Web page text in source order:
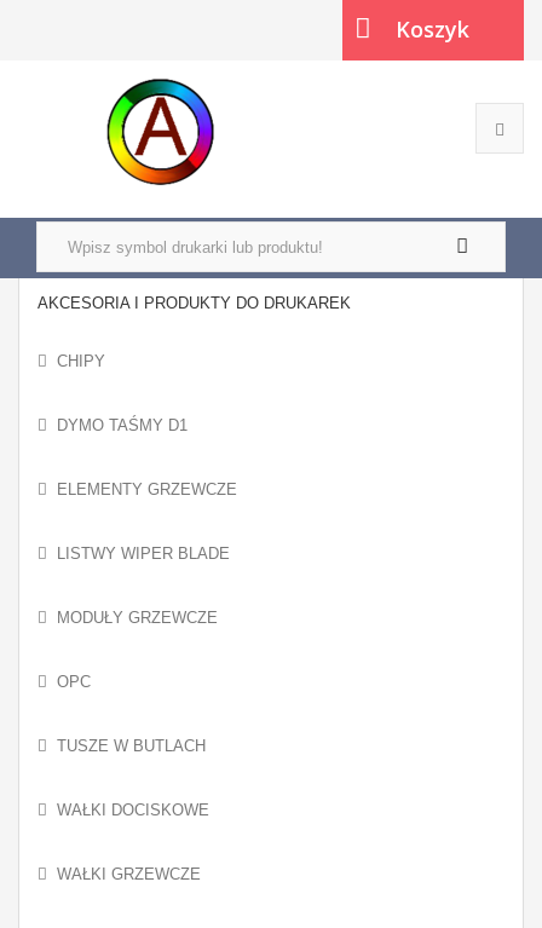
Koszyk
AKCESORIA I PRODUKTY DO DRUKAREK
CHIPY
DYMO TAŚMY D1
ELEMENTY GRZEWCZE
LISTWY WIPER BLADE
MODUŁY GRZEWCZE
OPC
TUSZE W BUTLACH
WAŁKI DOCISKOWE
WAŁKI GRZEWCZE